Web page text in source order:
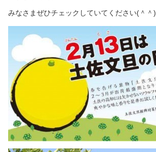
みなさまぜひチェックしていてください(＾＾)